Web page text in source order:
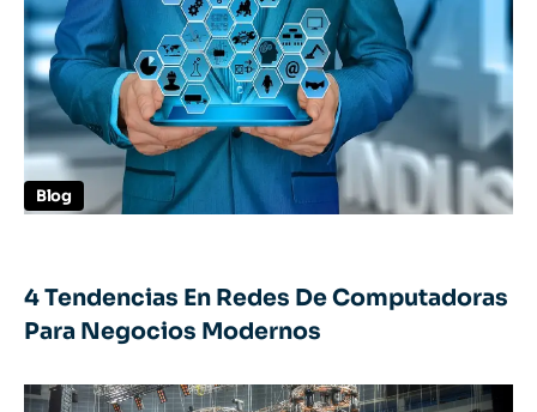
Blog
4 Tendencias En Redes De Computadoras
Para Negocios Modernos